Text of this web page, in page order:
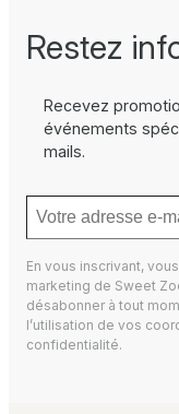
Restez
Recevez
événements
mails.
En vous inscrivant,
marketing de Sweet
désabonner à tout
l’utilisation de vos
confidentialité.